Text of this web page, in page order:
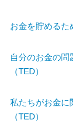
お金を貯めるた
自分のお金の問
（TED）
私たちがお金に
（TED）